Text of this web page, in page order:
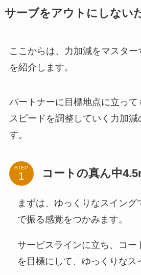
サーブをアウトにしない
ここからは、力加減をマスタ
を紹介します。
パートナーに目標地点に立っ
スピードを調整していく力加
す。
STEP コートの真ん中
まずは、ゆっくりなスイング
で振る感覚をつかみます。
サービスラインに立ち、コー
を目標にして、ゆっくりなス